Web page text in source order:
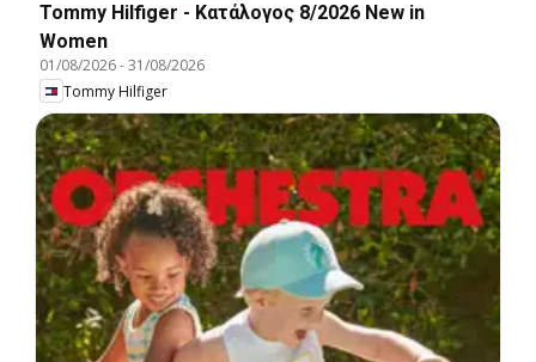
Tommy Hilfiger - Kατάλογος 8/2026 New in
Women
01/08/2026-31/08/2026
Tommy Hilfiger